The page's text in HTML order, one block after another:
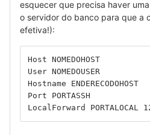
esquecer que precisa haver
o servidor do banco para que a
efetiva!):
Host NOMEDOHOST
User NOMEDOUSER
Hostname ENDERECODOHOST
Port PORTASSH
LocalForward PORTALOCAL